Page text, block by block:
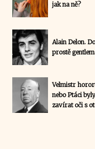
jak na ně?
Alain Delon.
prostě
Velmistr
nebo Ptáci
zavírat oči s